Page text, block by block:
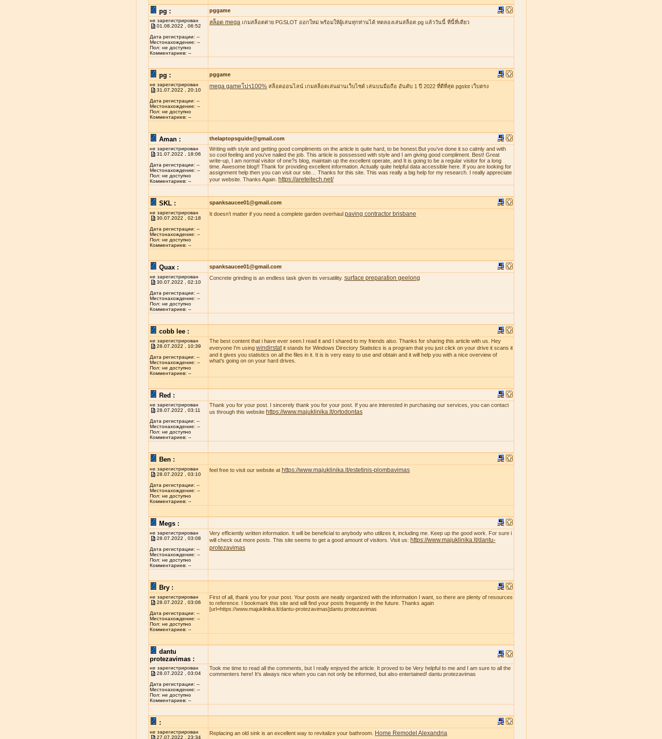
pg : pggame
не зарегистрирован
01.08.2022 , 06:52
Дата регистрации: --
Местонахождение: --
Пол: не доступно
Комментариев: --
สล็อต mega เกมสล็อตค่าย PGSLOT ออกใหม่ พร้อมให้ผู้เล่นทุกท่านได้ ทดลองเล่นสล็อต pg แล้ววันนี้ ที่นี้ที่เดียว
pg : pggame
не зарегистрирован
31.07.2022 , 20:10
Дата регистрации: --
Местонахождение: --
Пол: не доступно
Комментариев: --
mega gameโปร100% สล็อตออนไลน์ เกมสล็อตเล่นผ่านเว็บไซต์ เล่นบนมือถือ อันดับ 1 ปี 2022 ที่ดีที่สุด pgslot เว็บตรง
Aman : thelaptopsguide@gmail.com
не зарегистрирован
31.07.2022 , 18:06
Дата регистрации: --
Местонахождение: --
Пол: не доступно
Комментариев: --
Writing with style and getting good compliments on the article is quite hard, to be honest.But you’ve done it so calmly and with
so cool feeling and you’ve nailed the job. This article is possessed with style and I am giving good compliment. Best! Great
write-up, I am normal visitor of one?s blog, maintain up the excellent operate, and It is going to be a regular visitor for a long
time. Awesome blog!! Thank for providing excellent information. Actually quite helpful data accessible here. If you are looking for
assignment help then you can visit our site… Thanks for this site. This was really a big help for my research. I really appreciate
your website. Thanks Again.
https://areteitech.net/
SKL : spanksaucee01@gmail.com
не зарегистрирован
30.07.2022 , 02:18
Дата регистрации: --
Местонахождение: --
Пол: не доступно
Комментариев: --
It doesn’t matter if you need a complete garden overhaul paving contractor brisbane
Quax : spanksaucee01@gmail.com
не зарегистрирован
30.07.2022 , 02:10
Дата регистрации: --
Местонахождение: --
Пол: не доступно
Комментариев: --
Concrete grinding is an endless task given its versatility. surface preparation geelong
cobb lee :
не зарегистрирован
28.07.2022 , 10:39
Дата регистрации: --
Местонахождение: --
Пол: не доступно
Комментариев: --
The best content that i have ever seen.I read it and I shared to my friends also. Thanks for sharing this article with us. Hey
everyone I'm using windirstat it stands for Windows Directory Statistics is a program that you just click on your drive it scans it
and it gives you statistics on all the files in it. It is is very easy to use and obtain and it will help you with a nice overview of
what's going on on your hard drives.
Red :
не зарегистрирован
28.07.2022 , 03:11
Дата регистрации: --
Местонахождение: --
Пол: не доступно
Комментариев: --
Thank you for your post. I sincerely thank you for your post. If you are interested in purchasing our services, you can contact
us through this website https://www.majuklinika.lt/ortodontas
Ben :
не зарегистрирован
28.07.2022 , 03:10
Дата регистрации: --
Местонахождение: --
Пол: не доступно
Комментариев: --
feel free to visit our website at https://www.majuklinika.lt/estetinis-plombavimas
Megs :
не зарегистрирован
28.07.2022 , 03:08
Дата регистрации: --
Местонахождение: --
Пол: не доступно
Комментариев: --
Very efficiently written information. It will be beneficial to anybody who utilizes it, including me. Keep up the good work. For sure i
will check out more posts. This site seems to get a good amount of visitors. Visit us: https://www.majuklinika.lt/dantu-
protezavimas
Bry :
не зарегистрирован
28.07.2022 , 03:06
Дата регистрации: --
Местонахождение: --
Пол: не доступно
Комментариев: --
First of all, thank you for your post. Your posts are neatly organized with the information I want, so there are plenty of resources
to reference. I bookmark this site and will find your posts frequently in the future. Thanks again
[url=https://www.majuklinika.lt/dantu-protezavimas]dantu protezavimas
dantu
protezavimas :
не зарегистрирован
28.07.2022 , 03:04
Дата регистрации: --
Местонахождение: --
Пол: не доступно
Комментариев: --
Took me time to read all the comments, but I really enjoyed the article. It proved to be Very helpful to me and I am sure to all the
commenters here! It’s always nice when you can not only be informed, but also entertained! dantu protezavimas
:
не зарегистрирован
27.07.2022 , 23:34
Replacing an old sink is an excellent way to revitalize your bathroom. Home Remodel Alexandria